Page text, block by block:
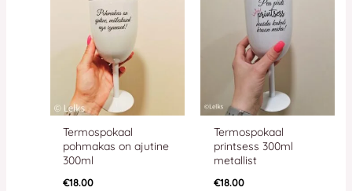
Termospokaal
pohmakas on ajutine
300ml
€18.00
Termospokaal
printsess 300ml
metallist
€18.00